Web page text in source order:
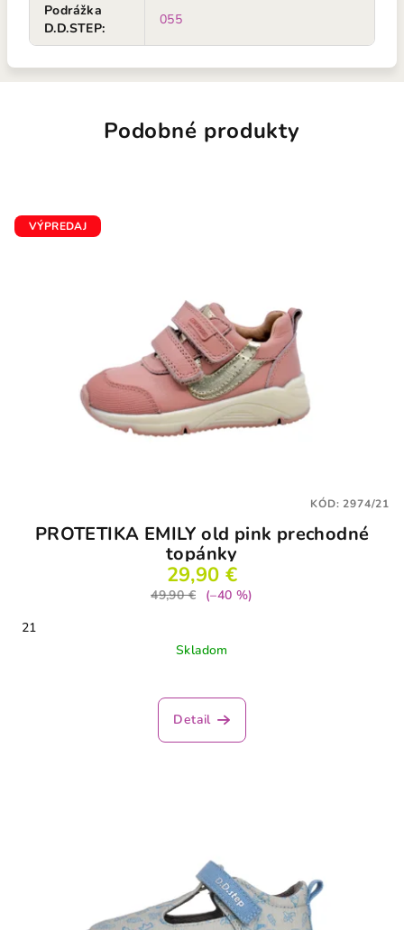
Podrážka
D.D.STEP:
055
Podobné produkty
VÝPREDAJ
PROTETIKA EMILY old pink prechodné
topánky
29,90 €
49,90 €
(–40 %)
21
Skladom
Detail
KÓD:2974/21